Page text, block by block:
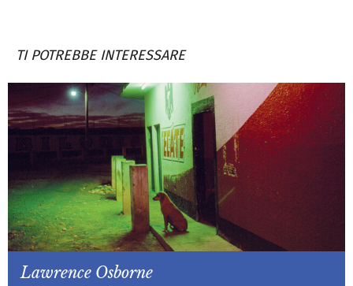
TI POTREBBE INTERESSARE
Lawrence Osborne